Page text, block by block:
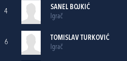
4
SANEL BOJKIĆ
Igrač
6
TOMISLAV TURKOVIĆ
Igrač